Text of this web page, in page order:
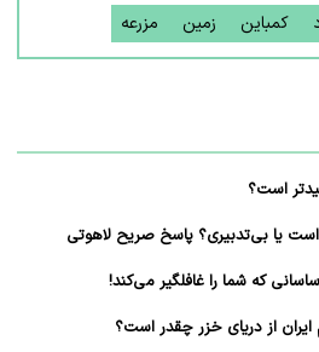
کمباین زمین مزرعه
است؟
یا بی‌تدبیری؟ پاسخ صریح لاهوتی
ایران از دریای خزر چقدر است؟